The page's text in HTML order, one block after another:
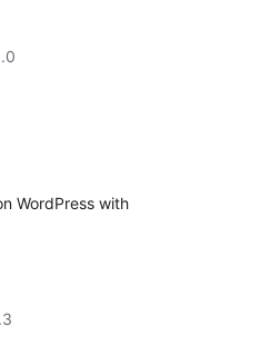
WordPress with